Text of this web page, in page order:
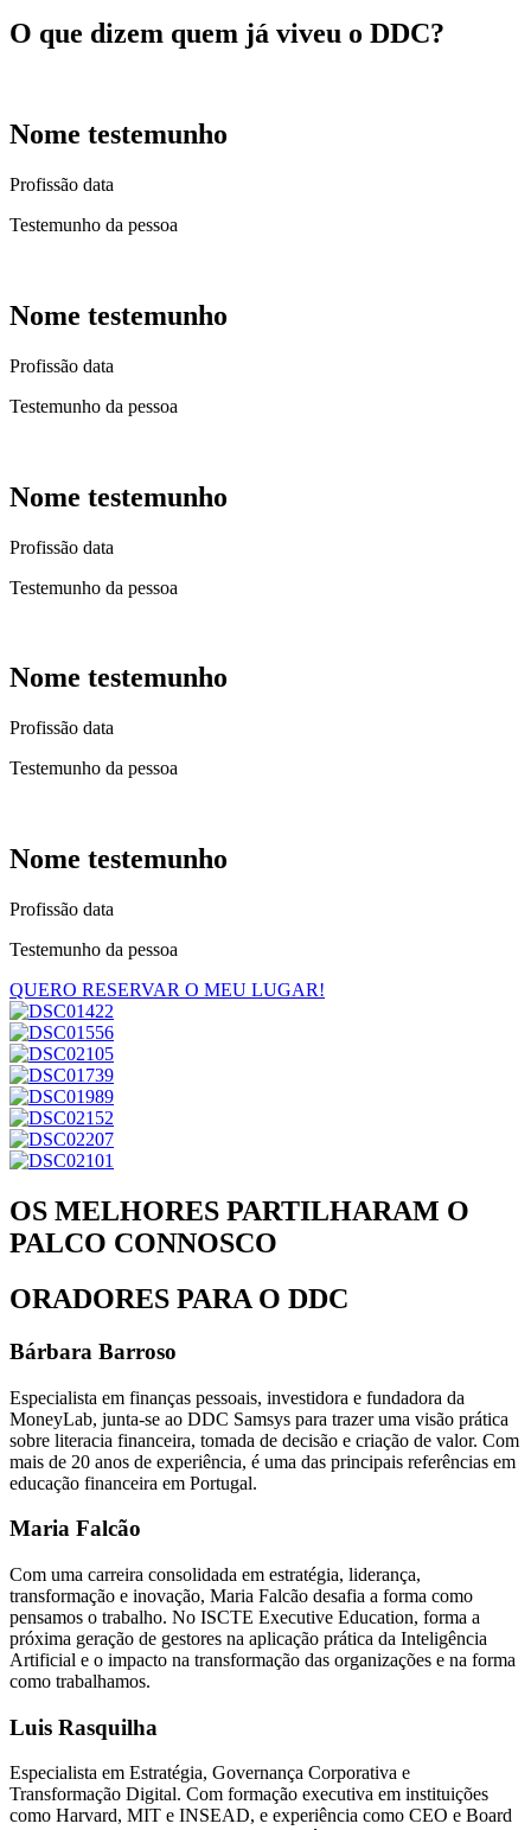
O que dizem quem já viveu o DDC?
Nome testemunho
Profissão data
Testemunho da pessoa
Nome testemunho
Profissão data
Testemunho da pessoa
Nome testemunho
Profissão data
Testemunho da pessoa
Nome testemunho
Profissão data
Testemunho da pessoa
Nome testemunho
Profissão data
Testemunho da pessoa
QUERO RESERVAR O MEU LUGAR!
OS MELHORES PARTILHARAM O
PALCO CONNOSCO
ORADORES PARA O DDC
Bárbara Barroso
Especialista em finanças pessoais, investidora e fundadora da
MoneyLab, junta-se ao DDC Samsys para trazer uma visão prática
sobre literacia financeira, tomada de decisão e criação de valor. Com
mais de 20 anos de experiência, é uma das principais referências em
educação financeira em Portugal.
Maria Falcão
Com uma carreira consolidada em estratégia, liderança,
transformação e inovação, Maria Falcão desafia a forma como
pensamos o trabalho. No ISCTE Executive Education, forma a
próxima geração de gestores na aplicação prática da Inteligência
Artificial e o impacto na transformação das organizações e na forma
como trabalhamos.
Luis Rasquilha
Especialista em Estratégia, Governança Corporativa e
Transformação Digital. Com formação executiva em instituições
como Harvard, MIT e INSEAD, e experiência como CEO e Board